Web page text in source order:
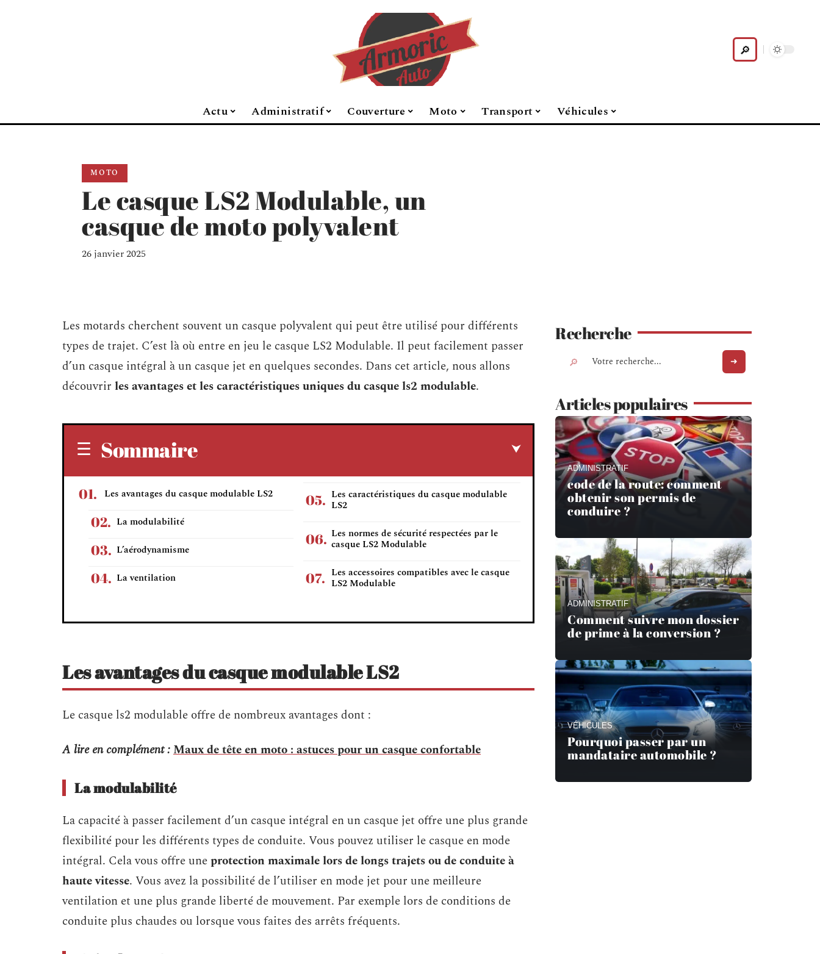
Actu Administratif Couverture Moto Transport Véhicules
MOTO
Le casque LS2 Modulable, un
casque de moto polyvalent
26 janvier 2025
Les motards cherchent souvent un casque polyvalent qui peut être utilisé pour différents
types de trajet. C’est là où entre en jeu le casque LS2 Modulable. Il peut facilement passer
d’un casque intégral à un casque jet en quelques secondes. Dans cet article, nous allons
découvrir les avantages et les caractéristiques uniques du casque ls2 modulable.
Sommaire
Les avantages du casque modulable LS2
La modulabilité
L’aérodynamisme
La ventilation
Les caractéristiques du casque modulable
LS2
Les normes de sécurité respectées par le
casque LS2 Modulable
Les accessoires compatibles avec le casque
LS2 Modulable
Les avantages du casque modulable LS2
Le casque ls2 modulable offre de nombreux avantages dont :
A lire en complément :Maux de tête en moto : astuces pour un casque confortable
La modulabilité
La capacité à passer facilement d’un casque intégral en un casque jet offre une plus grande
flexibilité pour les différents types de conduite. Vous pouvez utiliser le casque en mode
intégral. Cela vous offre uneprotection maximale lors de longs trajets ou de conduite à
haute vitesse. Vous avez la possibilité de l’utiliser en mode jet pour une meilleure
ventilation et une plus grande liberté de mouvement. Par exemple lors de conditions de
conduite plus chaudes ou lorsque vous faites des arrêts fréquents.
Recherche
Articles populaires
ADMINISTRATIF
code de la route: comment
obtenir son permis de
conduire ?
ADMINISTRATIF
Comment suivre mon dossier
de prime à la conversion ?
VÉHICULES
Pourquoi passer par un
mandataire automobile ?